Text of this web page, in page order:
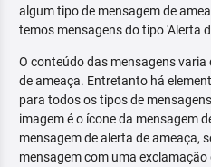
algum tipo de mensagem de
temos mensagens do tipo 'Alerta
O conteúdo das mensagens
de ameaça. Entretanto há
para todos os tipos de
imagem é o ícone da mensagem
mensagem de alerta de ameaça,
mensagem com uma